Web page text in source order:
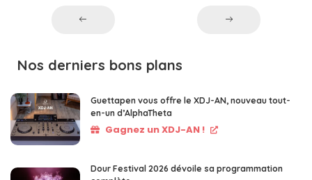
Nos derniers bons plans
Guettapen vous offre le XDJ-AN, nouveau tout-
en-un d’AlphaTheta
Gagnez un XDJ-AN !
Dour Festival 2026 dévoile sa programmation